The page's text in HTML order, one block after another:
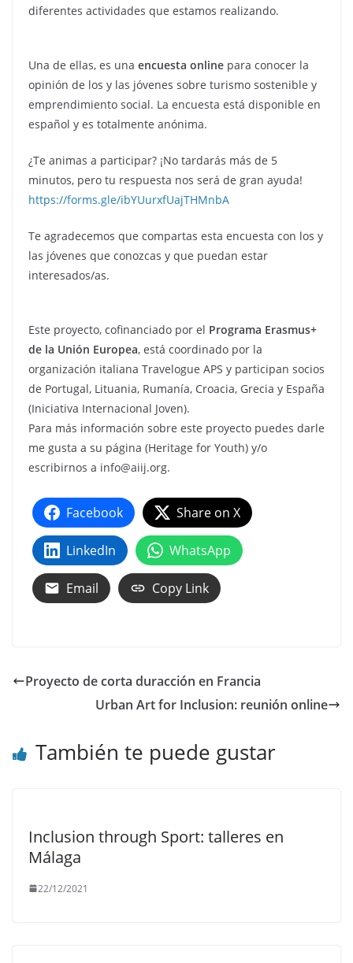
diferentes actividades que estamos realizando.
Una de ellas, es una encuesta online para conocer la
opinión de los y las jóvenes sobre turismo sostenible y
emprendimiento social. La encuesta está disponible en
español y es totalmente anónima.
¿Te animas a participar? ¡No tardarás más de 5
minutos, pero tu respuesta nos será de gran ayuda!
https://forms.gle/ibYUurxfUajTHMnbA
Te agradecemos que compartas esta encuesta con los y
las jóvenes que conozcas y que puedan estar
interesados/as.
Este proyecto, cofinanciado por el Programa Erasmus+
de la Unión Europea, está coordinado por la
organización italiana Travelogue APS y participan socios
de Portugal, Lituania, Rumanía, Croacia, Grecia y España
(Iniciativa Internacional Joven).
Para más información sobre este proyecto puedes darle
me gusta a su página (Heritage for Youth) y/o
escribirnos a info@aiij.org.
Facebook Share on X
LinkedIn WhatsApp
Email Copy Link
Proyecto de corta duracción en Francia
Urban Art for Inclusion: reunión online
También te puede gustar
Inclusion through Sport: talleres en
Málaga
22/12/2021